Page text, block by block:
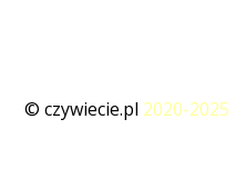
© czywiecie.pl 2020-2025